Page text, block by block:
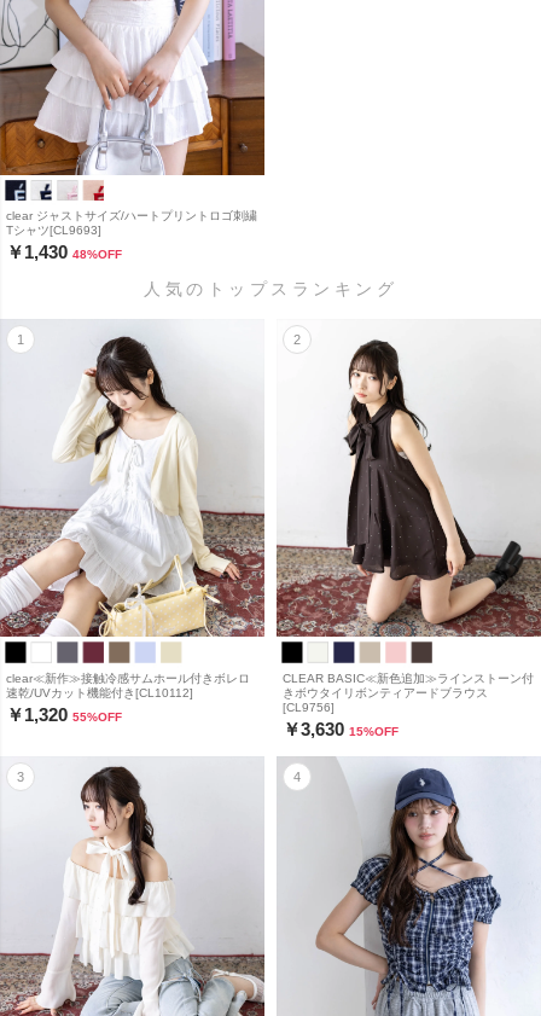
clear ジャストサイズ/ハートプリントロゴ刺繍
Tシャツ[CL9693]
￥1,430 48%OFF
人気のトップスランキング
clear≪新作≫接触冷感サムホール付きボレロ
速乾/UVカット機能付き[CL10112]
￥1,320 55%OFF
CLEAR BASIC≪新色追加≫ラインストーン付
きボウタイリボンティアードブラウス
[CL9756]
￥3,630 15%OFF